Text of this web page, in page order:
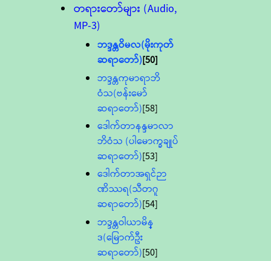
တရားတော်များ (Audio,
MP-3)
ဘဒ္ဒန္တဝိမလ(မိုးကုတ်
ဆရာတော်)[50]
ဘဒ္ဒန္တကုမာရာဘိ
ဝံသ(ဗန်းမော်
ဆရာတော်)[58]
ဒေါက်တာနန္ဒမာလာ
ဘိဝံသ (ပါမောက္ခချုပ်
ဆရာတော်)[53]
ဒေါက်တာအရှင်ဉာ
ဏိဿရ(သီတဂူ
ဆရာတော်)[54]
ဘဒ္ဒန္တဝါယာမိန္
ဒ(မြောက်ဦး
ဆရာတော်)[50]